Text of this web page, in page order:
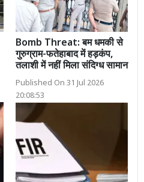
Bomb Threat: बम धमकी से
गुरुग्राम-फतेहाबाद में हड़कंप,
तलाशी में नहीं मिला संदिग्ध सामान
Published On 31 Jul 2026
20:08:53